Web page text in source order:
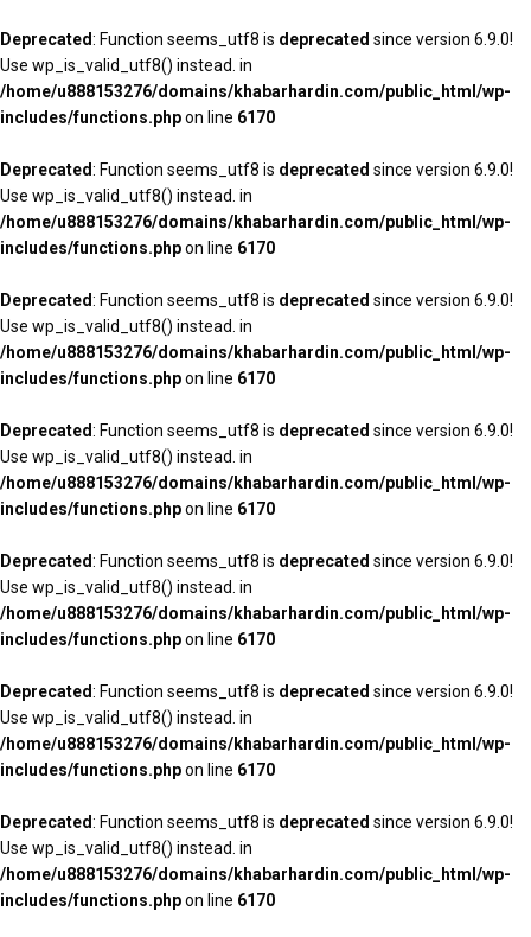
Deprecated: Function seems_utf8 is deprecated since version 6.9.0!
Use wp_is_valid_utf8() instead. in
/home/u888153276/domains/khabarhardin.com/public_html/wp-
includes/functions.phpon line 6170
Deprecated: Function seems_utf8 is deprecated since version 6.9.0!
Use wp_is_valid_utf8() instead. in
/home/u888153276/domains/khabarhardin.com/public_html/wp-
includes/functions.phpon line 6170
Deprecated: Function seems_utf8 is deprecated since version 6.9.0!
Use wp_is_valid_utf8() instead. in
/home/u888153276/domains/khabarhardin.com/public_html/wp-
includes/functions.phpon line 6170
Deprecated: Function seems_utf8 is deprecated since version 6.9.0!
Use wp_is_valid_utf8() instead. in
/home/u888153276/domains/khabarhardin.com/public_html/wp-
includes/functions.phpon line 6170
Deprecated: Function seems_utf8 is deprecated since version 6.9.0!
Use wp_is_valid_utf8() instead. in
/home/u888153276/domains/khabarhardin.com/public_html/wp-
includes/functions.phpon line 6170
Deprecated: Function seems_utf8 is deprecated since version 6.9.0!
Use wp_is_valid_utf8() instead. in
/home/u888153276/domains/khabarhardin.com/public_html/wp-
includes/functions.phpon line 6170
Deprecated: Function seems_utf8 is deprecated since version 6.9.0!
Use wp_is_valid_utf8() instead. in
/home/u888153276/domains/khabarhardin.com/public_html/wp-
includes/functions.phpon line 6170